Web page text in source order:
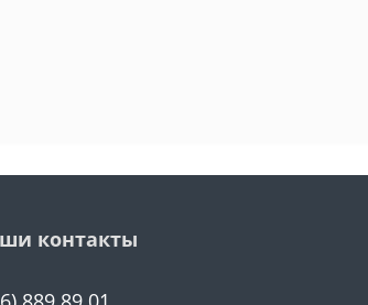
контакты